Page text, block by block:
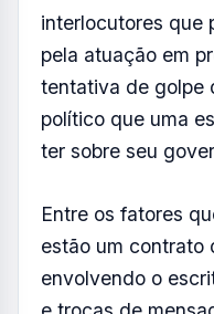
delas, o
havia conseguido
ainda não
Aliados do
defesa: a gratidão
julgamentos
avaliação de que
associado à